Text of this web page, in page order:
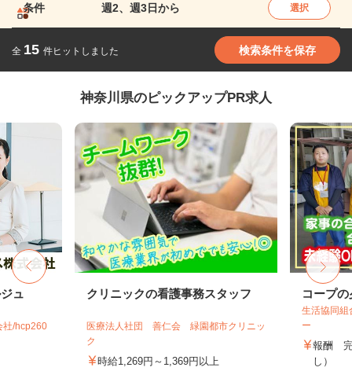
条件 週2、週3日から 選択
全 15 件ヒットしました 検索条件を保存
神奈川県のピックアップPR求人
ュ
社/hcp260
クリニックの看護事務スタッフ
医療法人社団 善仁会 緑園都市クリニッ
ク
時給1,269円～1,369円以上
コープ
生活協同
ー
報酬 完
し）